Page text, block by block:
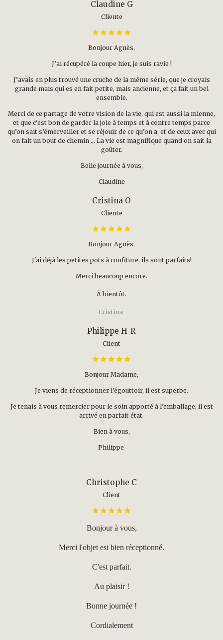
Claudine G
Cliente
Bonjour Agnès,
J’ai récupéré la coupe hier, je suis ravie !
J’avais en plus trouvé une cruche de la même série, que je croyais
grande mais qui es en fait petite, mais ancienne, et ça fait un bel
ensemble.
Merci de ce partage de votre vision de la vie, qui est aussi la mienne,
et que c’est bon de garder la joie à temps et à contre temps parce
qu’on sait s’émerveiller et se réjouir de ce qu’on a, et de ceux avec qui
on fait un bout de chemin … La vie est magnifique quand on sait la
goûter.
Belle journée à vous,
Claudine
Cristina O
Cliente
Bonjour Agnès.
J'ai déjà les petites pots à confiture, ils sont parfaits!
Merci beaucoup encore.
À bientôt.
Cristina
Philippe H-R
Client
Bonjour Madame,
Je viens de réceptionner l’égouttoir, il est superbe.
Je tenais à vous remercier pour le soin apporté à l’emballage, il est
arrivé en parfait état.
Bien à vous,
Philippe
Christophe C
Client
Bonjour à vous,
Merci l'objet est bien réceptionné.
C'est parfait.
Au plaisir !
Bonne journée !
Cordialement